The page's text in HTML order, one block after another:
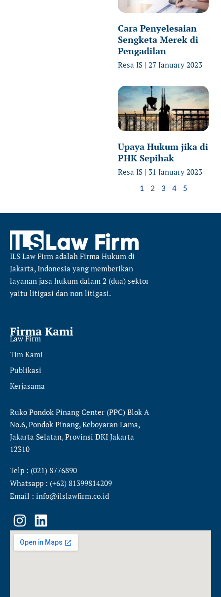
Cara Penyelesaian
Sengketa Merek di
Pengadilan
Resa IS 27 January 2023
Upaya Hukum jika di
PHK Sepihak
Resa IS 31 January 2023
1 2 3 4 5
ILS Law Firm adalah Firma Hukum di
Jakarta, Indonesia yang memberikan
layanan jasa hukum dalam 2 (dua) sektor
yaitu litigasi dan non litigasi.
Firma Kami
Law Firm
Tim Kami
Publikasi
Kerjasama
Ruko Pondok Pinang Center (PPC) Blok A
No.6, Pondok Pinang, Keboyaran Lama,
Jakarta Selatan, Provinsi DKI Jakarta
12310
Telp : (021) 8776890
Whatsapp : (+62) 81399814209
Email : info@ilslawfirm.co.id
I
n
s
L
i
n